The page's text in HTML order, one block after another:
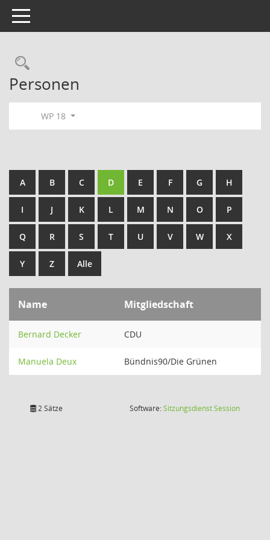
Toggle navigation
Rechercheauswahl
Personen
WP 18
A B C D E F G H
I J K L M N O P
Q R S T U V W X
Y Z Alle
Name Mitgliedschaft
Bernard Decker CDU
Manuela Deux Bündnis90/Die Grünen
2 Sätze Software:SitzungsdienstSession(Wird in